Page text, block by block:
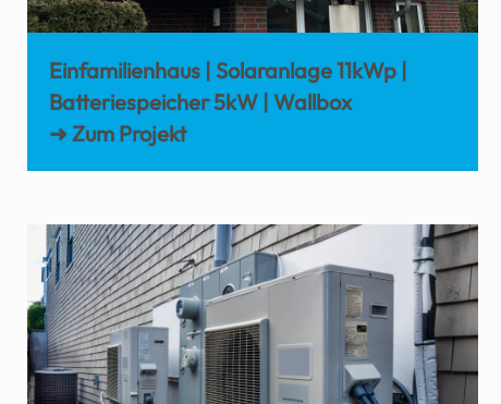
Einfamilienhaus | Solaranlage 11kWp |
Batteriespeicher 5kW | Wallbox
➜ Zum Projekt